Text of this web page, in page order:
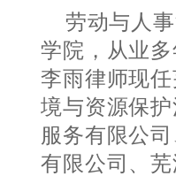
劳动与人
学院，从业
李雨律师现
境与资源保
服务有限公
有限公司、